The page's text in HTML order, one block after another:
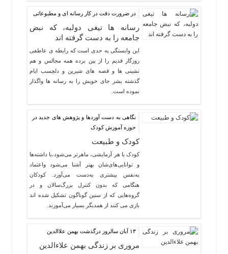
در ضرورت دقت در کار رسانه ای و مطبوعاتی
رسانه ها تیغی دولبه، که نبض
جامعه را به دست گرفته اند
این وابستگی به حدی است که رابطه ی عاطفی
روزگار قدیم را از بین برده همه مجالس و هم
نشینی ها و قصه های شیرین و دلچسب ایام
گذشته بشر جای خویش را به رسانه ها واگذار
نموده است.
نگاهی به دست آوردها و پژوهش های جدید در
حوزه آموزش کودک
کودک و طبیعت
کودک با هر آزمایشی، ماهرتر می‌شود،با داشته‌ها
و توانایی‌های‌شان بهتر آشنا می‌شود واعتماد
به‌نفس بیشتری به‌دست می‌آورد. کودکان
هنگامی که بدون کنترل بزرگ‌سالان و در
گروه‌هایی که از سنین گوناگون تشکیل شده اند
بازی می کنند از همدیگر بسیار می‌آموزند.
۱۳ آبان سالروز درگذشت بهمن علاالدین
مروری بر زندگی بهمن علاءالدین